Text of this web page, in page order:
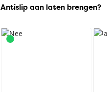
Antislip aan laten brengen?